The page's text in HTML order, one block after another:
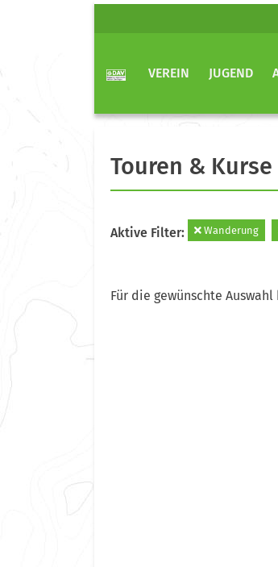
VEREIN JUGEND
Touren &
Aktive Filter: Wanderung
Für die gewünschte